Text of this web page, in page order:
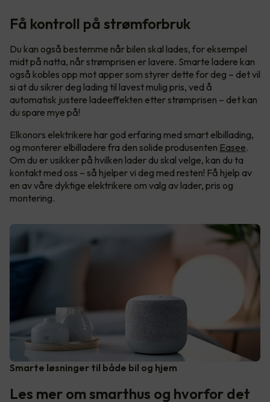
Få kontroll på strømforbruk
Du kan også bestemme når bilen skal lades, for eksempel
midt på natta, når strømprisen er lavere. Smarte ladere kan
også kobles opp mot apper som styrer dette for deg – det vil
si at du sikrer deg lading til lavest mulig pris, ved å
automatisk justere ladeeffekten etter strømprisen – det kan
du spare mye på!
Elkonors elektrikere har god erfaring med smart elbillading,
og monterer elbilladere fra den solide produsenten Easee.
Om du er usikker på hvilken lader du skal velge, kan du ta
kontakt med oss – så hjelper vi deg med resten! Få hjelp av
en av våre dyktige elektrikere om valg av lader, pris og
montering.
Smarte løsninger til både bil og hjem
Les mer om smarthus og hvorfor det